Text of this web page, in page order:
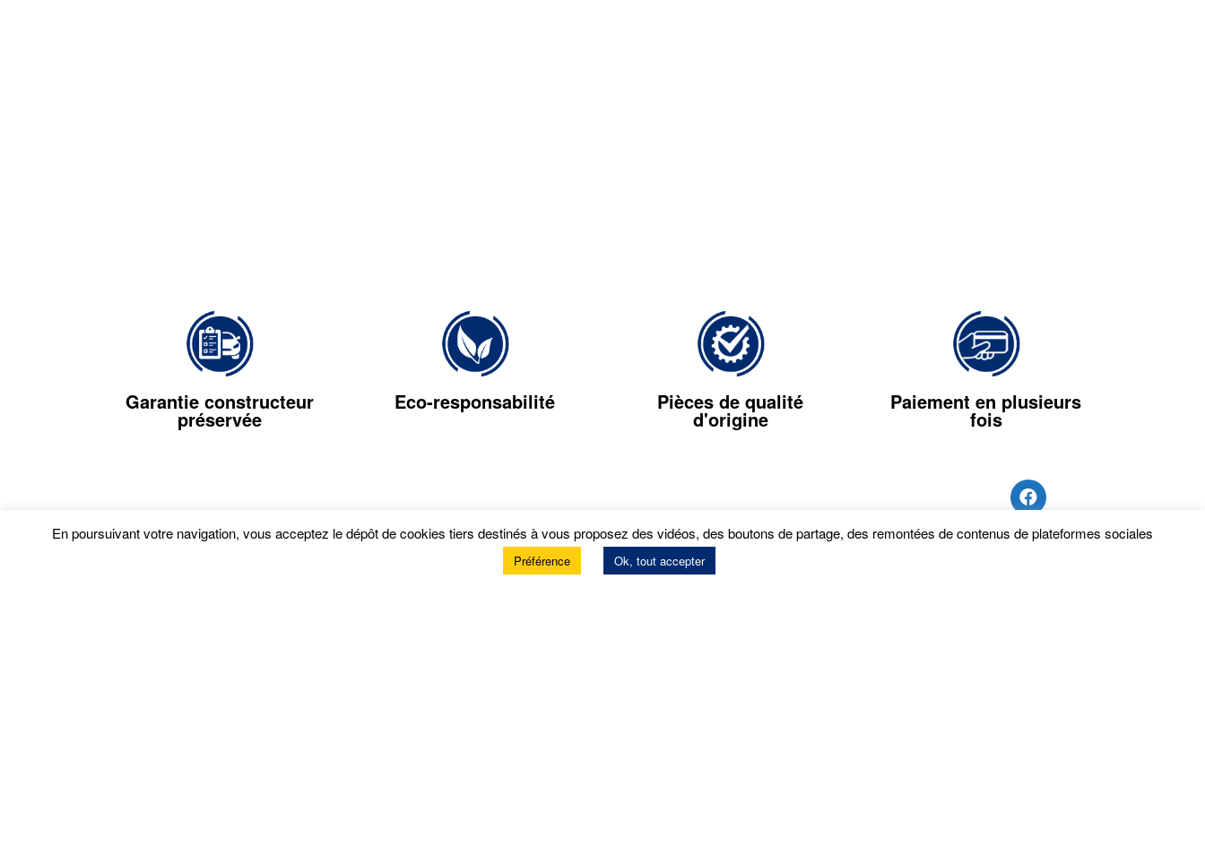
Garantie constructeur
préservée
Eco-responsabilité Pièces de qualité
d'origine
Paiement en plusieurs
fois
En poursuivant votre navigation, vous acceptez le dépôt de cookies tiers destinés à vous proposez des vidéos, des boutons de partage, des remontées de contenus de plateformes sociales
Préférence Ok, tout accepter